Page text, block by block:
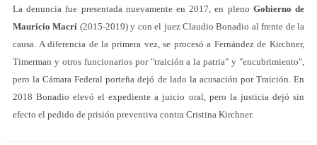
La denuncia fue presentada nuevamente en 2017, en pleno Gobierno de
Mauricio Macri (2015-2019) y con el juez Claudio Bonadio al frente de la
causa. A diferencia de la primera vez, se procesó a Fernández de Kirchner,
Timerman y otros funcionarios por "traición a la patria" y "encubrimiento",
pero la Cámara Federal porteña dejó de lado la acusación por Traición. En
2018 Bonadio elevó el expediente a juicio oral, pero la justicia dejó sin
efecto el pedido de prisión preventiva contra Cristina Kirchner.